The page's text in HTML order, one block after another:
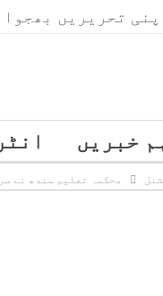
تحریریں
خبریں
محکمہ تعلیم سندھ نے